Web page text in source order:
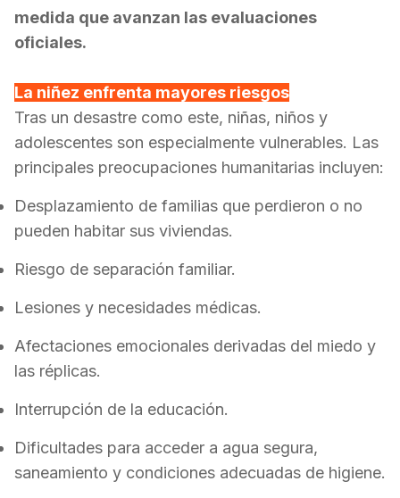
medida que avanzan las evaluaciones
oficiales.
La niñez enfrenta mayores riesgos
Tras un desastre como este, niñas, niños y
adolescentes son especialmente vulnerables. Las
principales preocupaciones humanitarias incluyen:
Desplazamiento de familias que perdieron o no
pueden habitar sus viviendas.
Riesgo de separación familiar.
Lesiones y necesidades médicas.
Afectaciones emocionales derivadas del miedo y
las réplicas.
Interrupción de la educación.
Dificultades para acceder a agua segura,
saneamiento y condiciones adecuadas de higiene.